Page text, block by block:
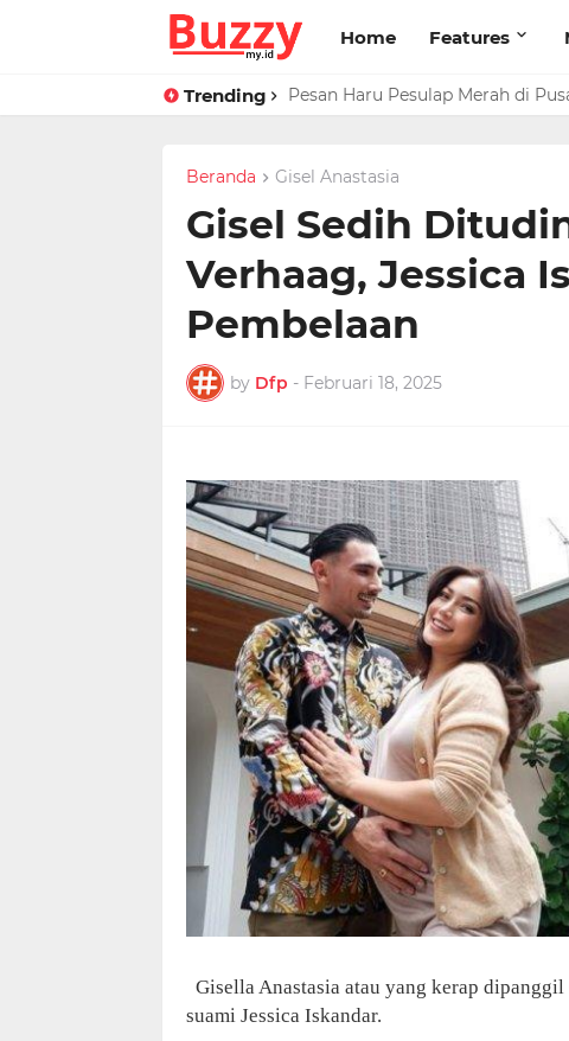
Home Features
Trending Pesan Haru Pesulap Merah di
Raffi Ahmad Masih di LN, Kirim
Beranda Gisel Anastasia
Gisel Sedih
Verhaag, Jessica
Pembelaan
by Dfp - Februari 18, 2025
Gisella Anastasia atau yang kerap
suami Jessica Iskandar.